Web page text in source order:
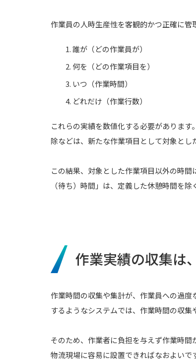
作業員の人時生産性を客観的かつ正確に
1. 誰が（どの作業員が）
2. 何を（どの作業項目を）
3. いつ（作業時間）
4. どれだけ（作業行数）
これらの実績を数値化する必要がありま
除などは、新たな作業項目として対象とし
この結果、対象とした作業項目以外の時
（待ち）時間」は、定義した休憩時間を除
作業実績の収集は
作業時間の収集や集計が、作業員への過
するようなシステムでは、作業時間の収集
そのため、作業者に負担を与えず作業時間
物流現場に容易に設置できればなおよいで